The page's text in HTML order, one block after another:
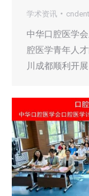
学术资讯 cndent
中华口腔医学
腔医学青年人
川成都顺利开展